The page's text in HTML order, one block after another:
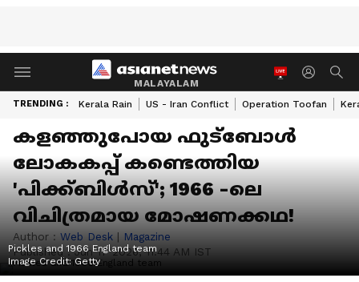
MALAYALAM
TRENDING : Kerala Rain US - Iran Conflict Operation Toofan
കളഞ്ഞുപോയ ഫുട്ബോൾ
ലോകകപ്പ് കണ്ടെത്തിയ
'പിക്ക്ബിൾസ്'; 1966 -ലെ
വിചിത്രമായ മോഷണക്കഥ!
Author : Web Desk | Magazine
Published :Jun 17 2026, 11:44 AM IST
Pickles and 1966 England team
Image Credit:Getty